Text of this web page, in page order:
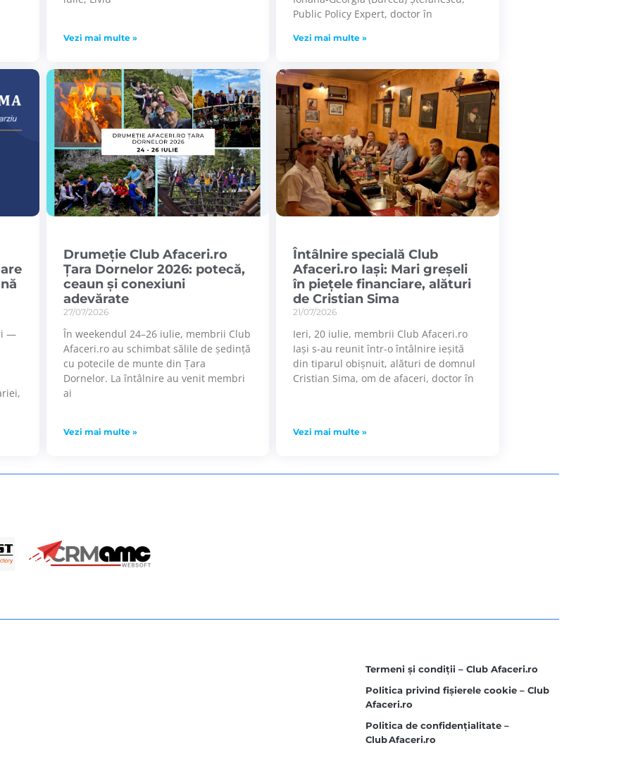
Vezi mai multe »
Public Policy Expert, doctor în
Vezi mai multe »
—
Drumeție Club Afaceri.ro
Țara Dornelor 2026: potecă,
ceaun și conexiuni
adevărate
27/07/2026
În weekendul 24–26 iulie, membrii Club
Afaceri.ro au schimbat sălile de ședință
cu potecile de munte din Țara
Dornelor. La întâlnire au venit membri
ai
Vezi mai multe »
Întâlnire specială Club
Afaceri.ro Iași: Mari greșeli
în piețele financiare, alături
de Cristian Sima
21/07/2026
Ieri, 20 iulie, membrii Club Afaceri.ro
Iași s-au reunit într-o întâlnire ieșită
din tiparul obișnuit, alături de domnul
Cristian Sima, om de afaceri, doctor în
Vezi mai multe »
Termeni și condiții – Club Afaceri.ro
Politica privind fișierele cookie – Club
Afaceri.ro
Politica de confidențialitate –
Club Afaceri.ro